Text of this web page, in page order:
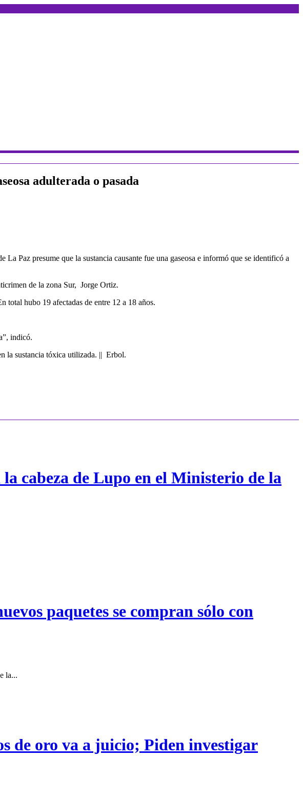
adulterada o pasada
Paz presume que la sustancia causante fue una gaseosa e informó que se identificó a
de la zona Sur, Jorge Ortiz.
total hubo 19 afectadas de entre 12 a 18 años.
indicó.
la sustancia tóxica utilizada. || Erbol.
cabeza de Lupo en el Ministerio de la
paquetes se compran sólo con
la...
de oro va a juicio; Piden investigar